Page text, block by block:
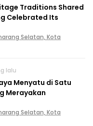
Traditions Shared
Celebrated Its
Selatan, Kota
lalu
Menyatu di Satu
Merayakan
Selatan, Kota